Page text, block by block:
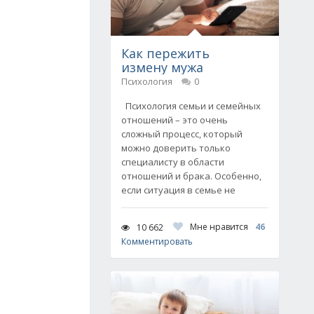
Как пережить
измену мужа
Психология
0
Психология семьи и семейных
отношений – это очень
сложный процесс, который
можно доверить только
специалисту в области
отношений и брака. Особенно,
если ситуация в семье не
10 662 Мне нравится
46
Комментировать